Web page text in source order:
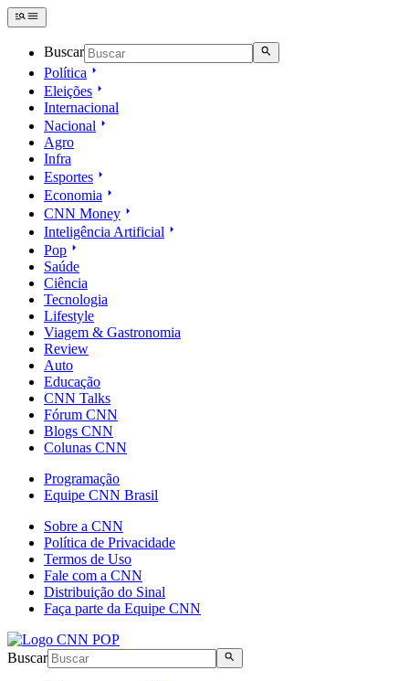
Buscar
Política
Eleições
Internacional
Nacional
Agro
Infra
Esportes
Economia
CNN Money
Inteligência Artificial
Pop
Saúde
Ciência
Tecnologia
Lifestyle
Viagem & Gastronomia
Review
Auto
Educação
CNN Talks
Fórum CNN
Blogs CNN
Colunas CNN
Programação
Equipe CNN Brasil
Sobre a CNN
Política de Privacidade
Termos de Uso
Fale com a CNN
Distribuição do Sinal
Faça parte da Equipe CNN
Buscar